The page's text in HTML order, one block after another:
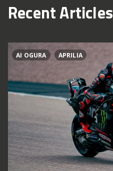
Recent Articles
AI OGURA APRILIA